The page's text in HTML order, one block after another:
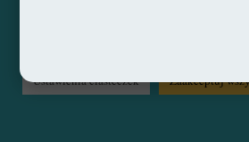
zgadzasz się na użycie wszystkich
przejść do "Ustawień Ciasteczek", aby
Ustawienia ciasteczek Zaakceptuj